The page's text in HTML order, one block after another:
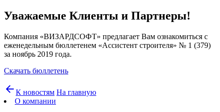
Уважаемые Клиенты и Партнеры!
Компания «ВИЗАРДСОФТ» предлагает Вам ознакомиться с
еженедельным бюллетенем «Ассистент строителя» № 1 (379)
за ноябрь 2019 года.
Скачать бюллетень
arrow_back К новостям На главную
О компании